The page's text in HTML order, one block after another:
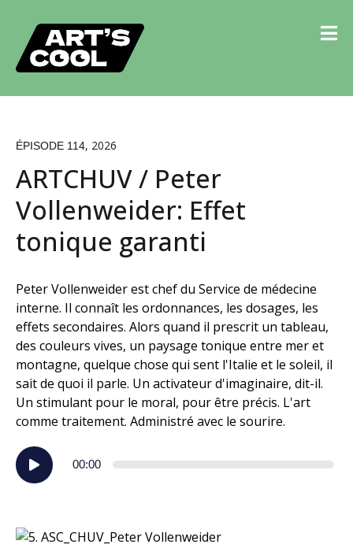
ÉPISODE 114, 2026
ARTCHUV / Peter
Vollenweider: Effet
tonique garanti
Peter Vollenweider est chef du Service de médecine
interne. Il connaît les ordonnances, les dosages, les
effets secondaires. Alors quand il prescrit un tableau,
des couleurs vives, un paysage tonique entre mer et
montagne, quelque chose qui sent l'Italie et le soleil, il
sait de quoi il parle. Un activateur d'imaginaire, dit-il.
Un stimulant pour le moral, pour être précis. L'art
comme traitement. Administré avec le sourire.
Audio-
Player
00:00